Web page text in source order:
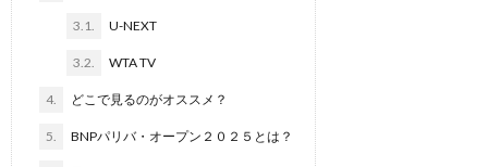
3.1. U-NEXT
3.2. WTA TV
4. どこで見るのがオススメ？
5. BNPパリバ・オープン２０２５とは？